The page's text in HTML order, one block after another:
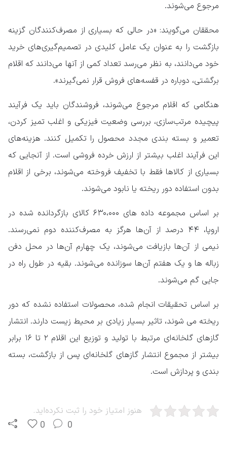
مرجوع می‌شوند.
محققان می‌گویند: «در حالی که بسیاری از مصرف‌کنندگان گزینه
بازگشت را به عنوان یک عامل کلیدی در تصمیم‌گیری‌های خرید
خود می‌دانند، به نظر می‌رسد تعداد کمی از آنها می‌دانند که اقلام
برگشتی، دوباره در قفسه‌های فروش قرار نمی‌گیرند».
هنگامی که اقلام مرجوع می‌شوند، فروشندگان باید یک فرآیند
پیچیده مرتب‌سازی، بررسی وضعیت فیزیکی و اغلب تمیز کردن،
تعمیر و بسته بندی مجدد محصول را تکمیل کنند. هزینه‌های
این فرآیند اغلب بیشتر از ارزش خرده فروشی است. از آنجایی که
بسیاری از کالاها فقط با تخفیف فروخته می‌شوند، برخی از اقلام
بدون استفاده دور ریخته یا نابود می‌شوند.
بر اساس مجموعه داده های ۶۳۰،۰۰۰ کالای بازگردانده شده در
اروپا، ۴۴ درصد از آن‌ها هرگز به مصرف‌کننده دوم نمی‌رسند.
نیمی از آن‌ها بازیافت می‌شوند، یک چهارم آن‌ها در محل دفن
زباله ها و یک هفتم آن‌ها سوزانده می‌شوند. بقیه در طول راه در
جایی گم می‌شوند.
بر اساس تحقیقات انجام شده، محصولات استفاده نشده که دور
ریخته می شوند، تاثیر بسیار زیادی بر محیط زیست دارند. انتشار
گازهای گلخانه‌ای مرتبط با تولید و توزیع این اقلام ۲ تا ۱۶ برابر
بیشتر از مجموع انتشار گازهای گلخانه‌ای پس از بازگشت، بسته
بندی و پردازش است.
هنوز امتیاز خود را ثبت نکرده‌اید.
0 0